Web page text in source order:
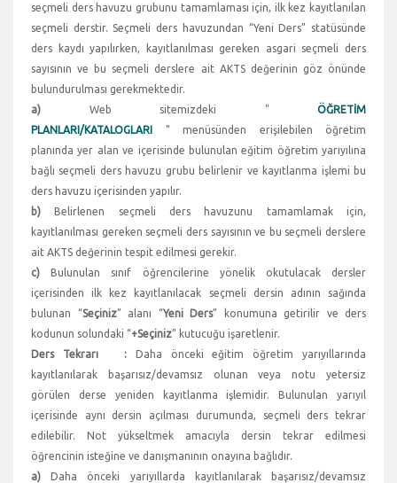
seçmeli ders havuzu grubunu tamamlaması için, ilk kez kayıtlanılan
seçmeli derstir. Seçmeli ders havuzundan “Yeni Ders” statüsünde
ders kaydı yapılırken, kayıtlanılması gereken asgari seçmeli ders
sayısının ve bu seçmeli derslere ait AKTS değerinin göz önünde
bulundurulması gerekmektedir.
a) Web sitemizdeki "
ÖĞRETİM
PLANLARI/KATALOGLARI
" menüsünden erişilebilen öğretim
planında yer alan ve içerisinde bulunulan eğitim öğretim yarıyılına
bağlı seçmeli ders havuzu grubu belirlenir ve kayıtlanma işlemi bu
ders havuzu içerisinden yapılır.
b)Belirlenen seçmeli ders havuzunu tamamlamak için,
kayıtlanılması gereken seçmeli ders sayısının ve bu seçmeli derslere
ait AKTS değerinin tespit edilmesi gerekir.
c) Bulunulan sınıf öğrencilerine yönelik okutulacak dersler
içerisinden ilk kez kayıtlanılacak seçmeli dersin adının sağında
bulunan “Seçiniz” alanı “Yeni Ders” konumuna getirilir ve ders
kodunun solundaki “+Seçiniz” kutucuğu işaretlenir.
Ders Tekrarı : Daha önceki eğitim öğretim yarıyıllarında
kayıtlanılarak başarısız/devamsız olunan veya notu yetersiz
görülen derse yeniden kayıtlanma işlemidir. Bulunulan yarıyıl
içerisinde aynı dersin açılması durumunda, seçmeli ders tekrar
edilebilir. Not yükseltmek amacıyla dersin tekrar edilmesi
öğrencinin isteğine ve danışmanının onayına bağlıdır.
a) Daha önceki yarıyıllarda kayıtlanılarak başarısız/devamsız